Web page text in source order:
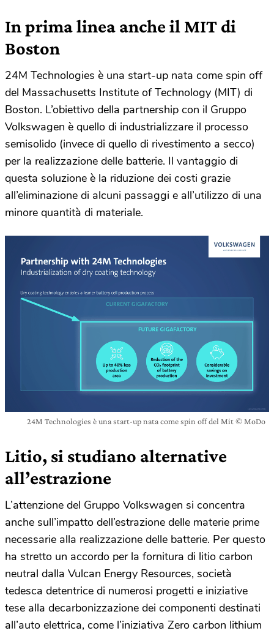
In prima linea anche il MIT di
Boston
24M Technologies è una start-up nata come spin off
del Massachusetts Institute of Technology (MIT) di
Boston. L’obiettivo della partnership con il Gruppo
Volkswagen è quello di industrializzare il processo
semisolido (invece di quello di rivestimento a secco)
per la realizzazione delle batterie. Il vantaggio di
questa soluzione è la riduzione dei costi grazie
all’eliminazione di alcuni passaggi e all’utilizzo di una
minore quantità di materiale.
24M Technologies è una start-up nata come spin off del Mit © MoDo
Litio, si studiano alternative
all’estrazione
L’attenzione del Gruppo Volkswagen si concentra
anche sull’impatto dell’estrazione delle materie prime
necessarie alla realizzazione delle batterie. Per questo
ha stretto un accordo per la fornitura di litio carbon
neutral dalla Vulcan Energy Resources, società
tedesca detentrice di numerosi progetti e iniziative
tese alla decarbonizzazione dei componenti destinati
all’auto elettrica, come l’iniziativa Zero carbon lithium